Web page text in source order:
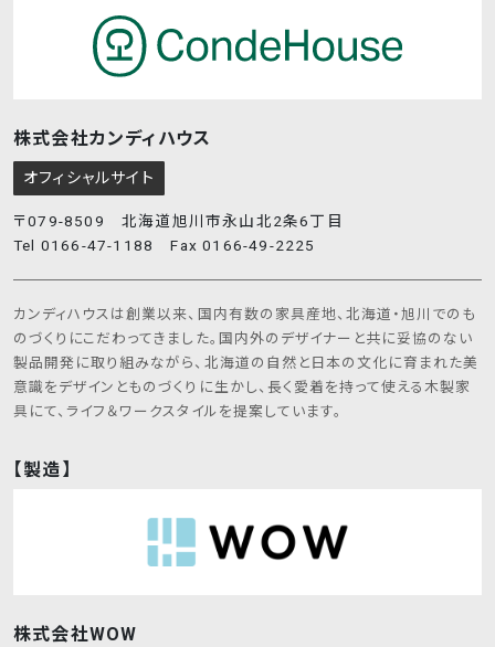
株式会社カンディハウス
オフィシャルサイト
〒079-8509 北海道旭川市永山北2条6丁目
Tel 0166-47-1188 Fax 0166-49-2225
カンディハウスは創業以来、国内有数の家具産地、北海道・旭川でのも
のづくりにこだわってきました。国内外のデザイナーと共に妥協のない
製品開発に取り組みながら、北海道の自然と日本の文化に育まれた美
意識をデザインとものづくりに生かし、長く愛着を持って使える木製家
具にて、ライフ＆ワークスタイルを提案しています。
【製造】
株式会社WOW